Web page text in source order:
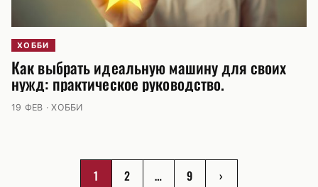
ХОББИ
Как выбрать идеальную машину для своих
нужд: практическое руководство.
19 ФЕВ · ХОББИ
1 2 … 9 ›